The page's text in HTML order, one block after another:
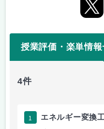
授業評価・楽単情報
4件
1 エネルギー変換